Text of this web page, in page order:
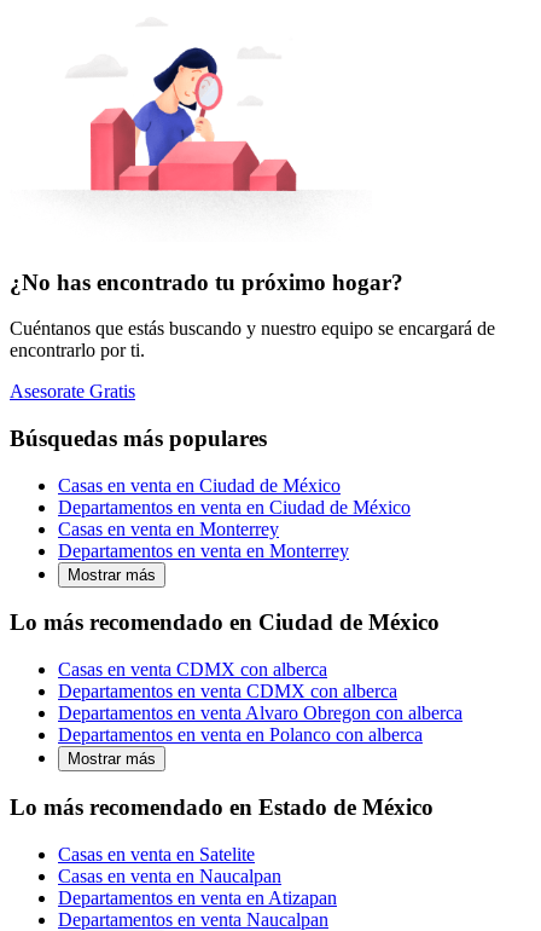
¿No has encontrado tu próximo hogar?
Cuéntanos que estás buscando y nuestro equipo se encargará de
encontrarlo por ti.
Asesorate Gratis
Búsquedas más populares
Casas en venta en Ciudad de México
Departamentos en venta en Ciudad de México
Casas en venta en Monterrey
Departamentos en venta en Monterrey
Mostrar más
Lo más recomendado en Ciudad de México
Casas en venta CDMX con alberca
Departamentos en venta CDMX con alberca
Departamentos en venta Alvaro Obregon con alberca
Departamentos en venta en Polanco con alberca
Mostrar más
Lo más recomendado en Estado de México
Casas en venta en Satelite
Casas en venta en Naucalpan
Departamentos en venta en Atizapan
Departamentos en venta Naucalpan